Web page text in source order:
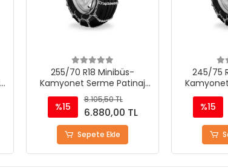
245/75 R17.5 Minibüs-
Kamyonet Serme Patinaj
Zinciri - M220
%15
8.105,50 TL
6.880,00 TL
Sepete Ekle
225/95
%15